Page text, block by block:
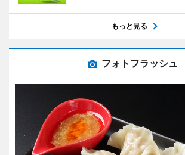
もっと見る
フォトフラッシュ